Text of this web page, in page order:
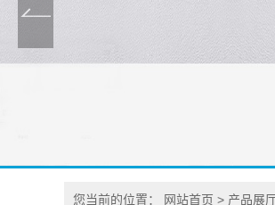
您当前的位置： 网站首页 > 产品展